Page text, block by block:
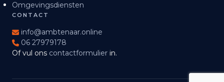
Omgevingsdiensten
CONTACT
info@ambtenaar.online
06 27979178
Of vul ons contactformulier in.